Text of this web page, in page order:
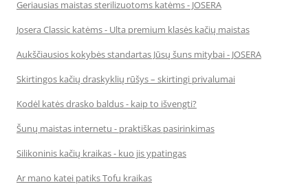
Geriausias maistas sterilizuotoms katėms - JOSERA
Josera Classic katėms - Ulta premium klasės kačių maistas
Aukščiausios kokybės standartas Jūsų šuns mitybai - JOSERA
Skirtingos kačių draskyklių rūšys – skirtingi privalumai
Kodėl katės drasko baldus - kaip to išvengti?
Šunų maistas internetu - praktiškas pasirinkimas
Silikoninis kačių kraikas - kuo jis ypatingas
Ar mano katei patiks Tofu kraikas